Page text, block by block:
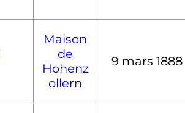
Maison
de
Hohenz
ollern
9 mars 1888